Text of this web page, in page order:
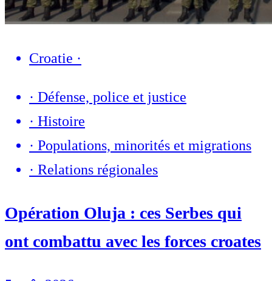
Croatie ·
· Défense, police et justice
· Histoire
· Populations, minorités et migrations
· Relations régionales
Opération Oluja : ces Serbes qui
ont combattu avec les forces croates